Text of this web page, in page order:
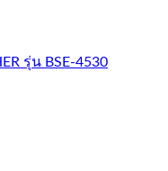
รุ่น BSE-4530